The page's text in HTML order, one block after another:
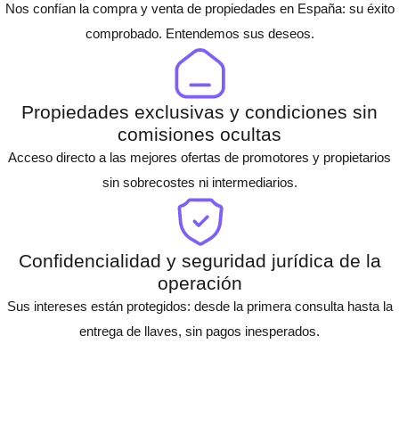
Nos confían la compra y venta de propiedades en España: su éxito
comprobado. Entendemos sus deseos.
Propiedades exclusivas y condiciones sin
comisiones ocultas
Acceso directo a las mejores ofertas de promotores y propietarios
sin sobrecostes ni intermediarios.
Confidencialidad y seguridad jurídica de la
operación
Sus intereses están protegidos: desde la primera consulta hasta la
entrega de llaves, sin pagos inesperados.